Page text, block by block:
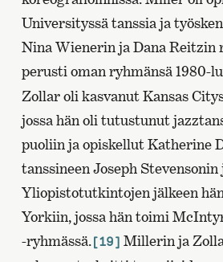
Universityssä tanssia ja
Nina Wienerin ja Dana Reitzin
perusti oman ryhmänsä 1980-
Zollar oli kasvanut Kansas
jossa hän oli tutustunut
puoliin ja opiskellut Katherine
tanssineen Joseph Stevensonin
Yliopistotutkintojen jälkeen
Yorkiin, jossa hän toimi
-ryhmässä.[19] Millerin ja